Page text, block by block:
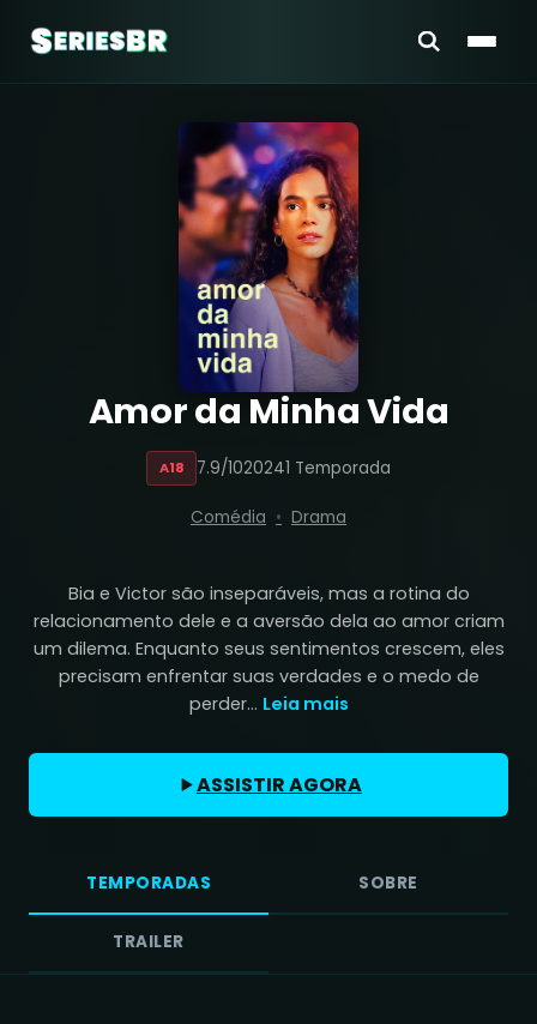
Amor da Minha Vida
A18 7.9/1020241 Temporada
Comédia Drama
Bia e Victor são inseparáveis, mas a rotina do
relacionamento dele e a aversão dela ao amor criam
um dilema. Enquanto seus sentimentos crescem, eles
precisam enfrentar suas verdades e o medo de
perder... Leia mais
ASSISTIR AGORA
TEMPORADAS SOBRE
TRAILER